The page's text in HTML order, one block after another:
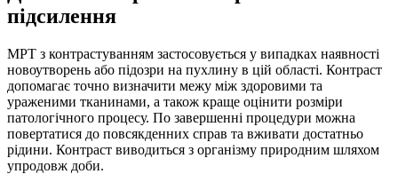
підсилення
МРТ з контрастуванням застосовується у випадках наявності
новоутворень або підозри на пухлину в цій області. Контраст
допомагає точно визначити межу між здоровими та
ураженими тканинами, а також краще оцінити розміри
патологічного процесу. По завершенні процедури можна
повертатися до повсякденних справ та вживати достатньо
рідини. Контраст виводиться з організму природним шляхом
упродовж доби.